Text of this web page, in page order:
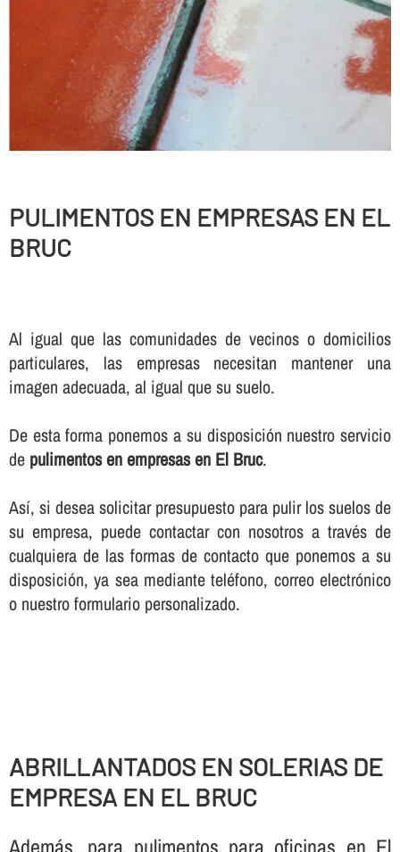
PULIMENTOS EN EMPRESAS EN EL
BRUC
Al igual que las comunidades de vecinos o domicilios
particulares, las empresas necesitan mantener una
imagen adecuada, al igual que su suelo.
De esta forma ponemos a su disposición nuestro servicio
de pulimentos en empresas en El Bruc.
Así­, si desea solicitar presupuesto para pulir los suelos de
su empresa, puede contactar con nosotros a través de
cualquiera de las formas de contacto que ponemos a su
disposición, ya sea mediante teléfono, correo electrónico
o nuestro formulario personalizado.
ABRILLANTADOS EN SOLERIAS DE
EMPRESA EN EL BRUC